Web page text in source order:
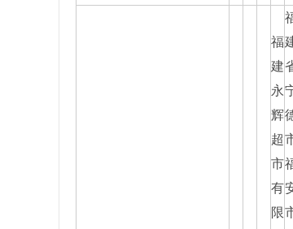
福
建
永
辉
超
市
有
限